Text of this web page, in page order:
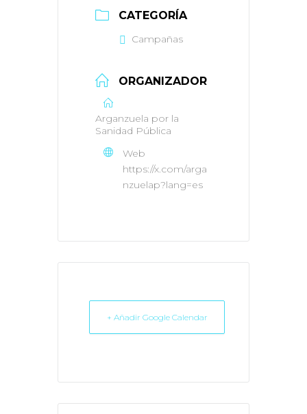
CATEGORÍA
Campañas
ORGANIZADOR
Arganzuela por la
Sanidad Pública
Web
https://x.com/arga
nzuelap?lang=es
+ Añadir Google Calendar